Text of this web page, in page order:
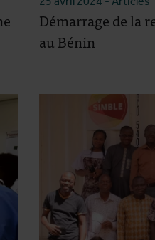
Démarrage de la
au Bénin